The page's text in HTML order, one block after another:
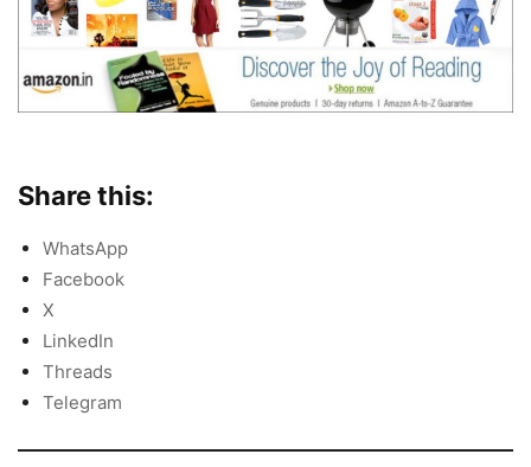
Share this:
WhatsApp
Facebook
X
LinkedIn
Threads
Telegram